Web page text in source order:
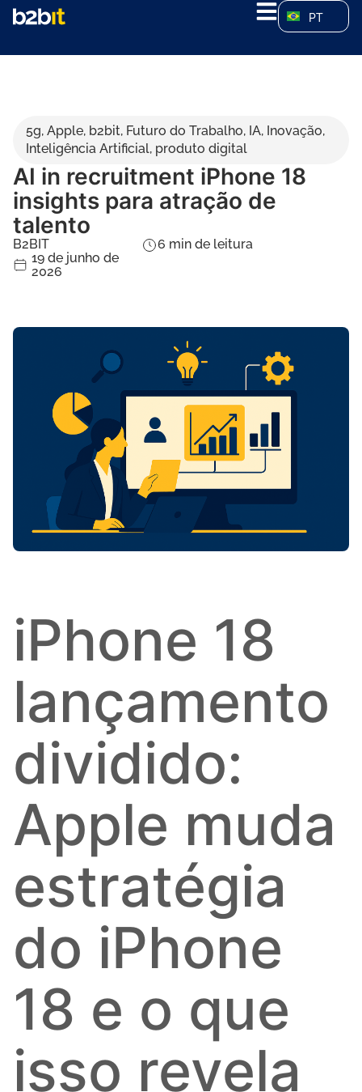
PT
5g, Apple, b2bit, Futuro do Trabalho, IA, Inovação,
Inteligência Artificial, produto digital
AI in recruitment iPhone 18
insights para atração de
talento
B2BIT
19 de junho de
2026
6 min de leitura
iPhone 18
lançamento
dividido:
Apple muda
estratégia
do iPhone
18 e o que
isso revela